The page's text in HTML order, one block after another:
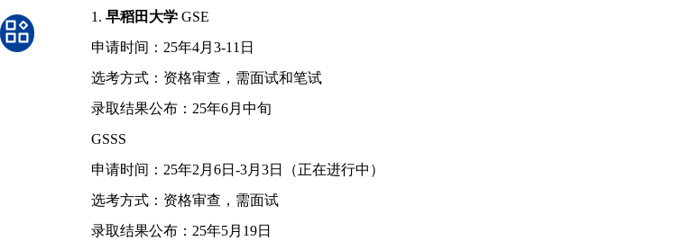
1. 早稻田大学 GSE
申请时间：25年4月3-11日
选考方式：资格审查，需面试和笔试
录取结果公布：25年6月中旬
GSSS
申请时间：25年2月6日-3月3日（正在进行中）
选考方式：资格审查，需面试
录取结果公布：25年5月19日